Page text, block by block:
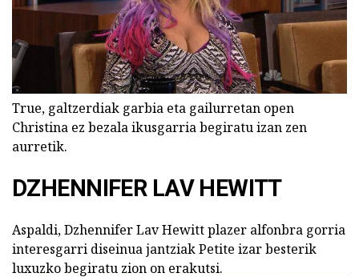
True, galtzerdiak garbia eta gailurretan open
Christina ez bezala ikusgarria begiratu izan zen
aurretik.
DZHENNIFER LAV HEWITT
Aspaldi, Dzhennifer Lav Hewitt plazer alfonbra gorria
interesgarri diseinua jantziak Petite izar besterik
luxuzko begiratu zion on erakutsi.